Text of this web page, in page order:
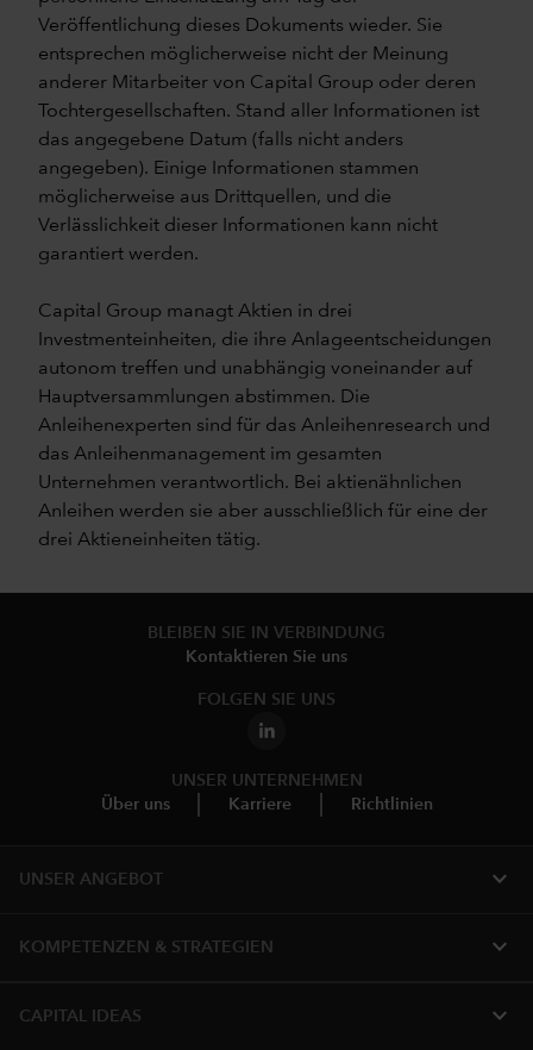
Veröffentlichung dieses Dokuments wieder. Sie
entsprechen möglicherweise nicht der Meinung
anderer Mitarbeiter von Capital Group oder deren
Tochtergesellschaften. Stand aller Informationen ist
das angegebene Datum (falls nicht anders
angegeben). Einige Informationen stammen
möglicherweise aus Drittquellen, und die
Verlässlichkeit dieser Informationen kann nicht
garantiert werden.
Capital Group managt Aktien in drei
Investmenteinheiten, die ihre Anlageentscheidungen
autonom treffen und unabhängig voneinander auf
Hauptversammlungen abstimmen. Die
Anleihenexperten sind für das Anleihenresearch und
das Anleihenmanagement im gesamten
Unternehmen verantwortlich. Bei aktienähnlichen
Anleihen werden sie aber ausschließlich für eine der
drei Aktieneinheiten tätig.
BLEIBEN SIE IN VERBINDUNG
Kontaktieren Sie uns
FOLGEN SIE UNS
UNSER UNTERNEHMEN
Über uns
Karriere Richtlinien
UNSER ANGEBOT expand_more
KOMPETENZEN & STRATEGIEN expand_more
CAPITAL IDEAS expand_more